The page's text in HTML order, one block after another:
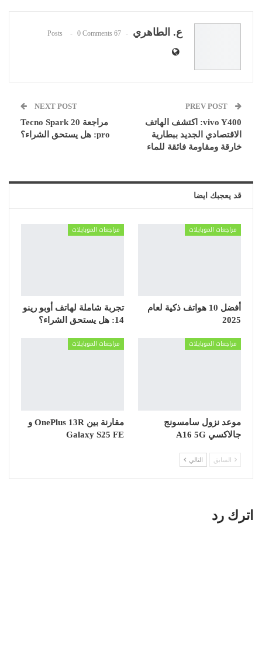
ع. الطاهري 67 Posts
0 Comments
vivo Y400: اكتشف الهاتف
الاقتصادي الجديد ببطارية
خارقة ومقاومة فائقة للماء
NEXT POST
مراجعة Tecno Spark 20
pro: هل يستحق الشراء؟
قد يعجبك ايضا
مراجعات الموبايلات
أفضل 10 هواتف ذكية لعام
2025
مراجعات الموبايلات
تجربة شاملة لهاتف أوبو رينو
14: هل يستحق الشراء؟
مراجعات الموبايلات
موعد نزول سامسونج
جالاكسي A16 5G
مراجعات الموبايلات
مقارنة بين OnePlus 13R و
Galaxy S25 FE
السابق التالي
اترك رد